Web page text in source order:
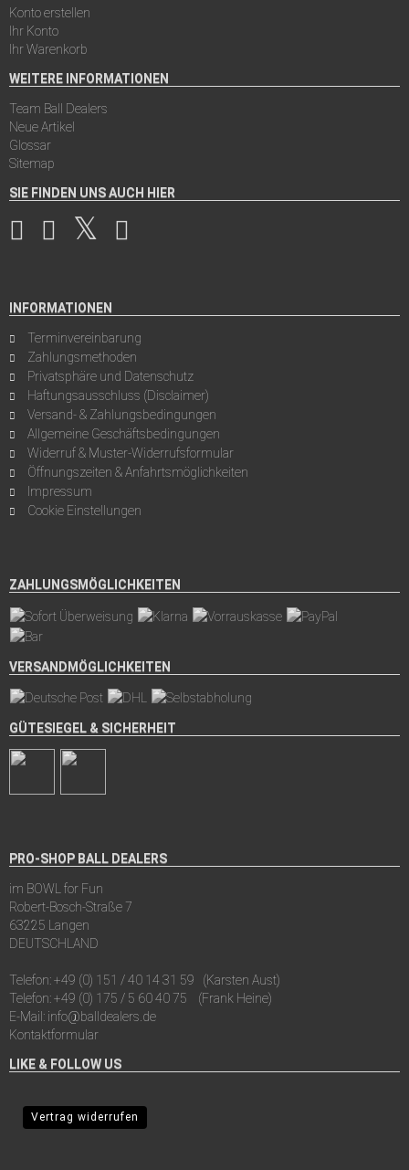
Konto erstellen
Ihr Konto
Ihr Warenkorb
WEITERE INFORMATIONEN
Team Ball Dealers
Neue Artikel
Glossar
Sitemap
SIE FINDEN UNS AUCH HIER
INFORMATIONEN
Terminvereinbarung
Zahlungsmethoden
Privatsphäre und Datenschutz
Haftungsausschluss (Disclaimer)
Versand- & Zahlungsbedingungen
Allgemeine Geschäftsbedingungen
Widerruf & Muster-Widerrufsformular
Öffnungszeiten & Anfahrtsmöglichkeiten
Impressum
Cookie Einstellungen
ZAHLUNGSMÖGLICHKEITEN
VERSANDMÖGLICHKEITEN
GÜTESIEGEL & SICHERHEIT
PRO-SHOP BALL DEALERS
im BOWL for Fun
Robert-Bosch-Straße 7
63225 Langen
DEUTSCHLAND
Telefon:+49 (0) 151 / 40 14 31 59
(Karsten Aust)
Telefon:+49 (0) 175 / 5 60 40 75
(Frank Heine)
E-Mail: info@balldealers.de
Kontaktformular
LIKE & FOLLOW US
Vertrag widerrufen